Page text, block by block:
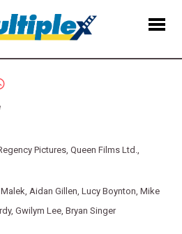
Pictures, Queen Films Ltd.,
, Aidan Gillen, Lucy Boynton, Mike
, Gwilym Lee, Bryan Singer